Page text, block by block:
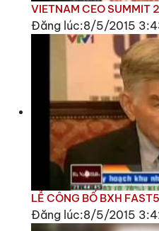
VIETNAM CEO SUMMIT
Đăng lúc:8/5/2015
LỄ CÔNG BỐ BXH
Đăng lúc:8/5/2015